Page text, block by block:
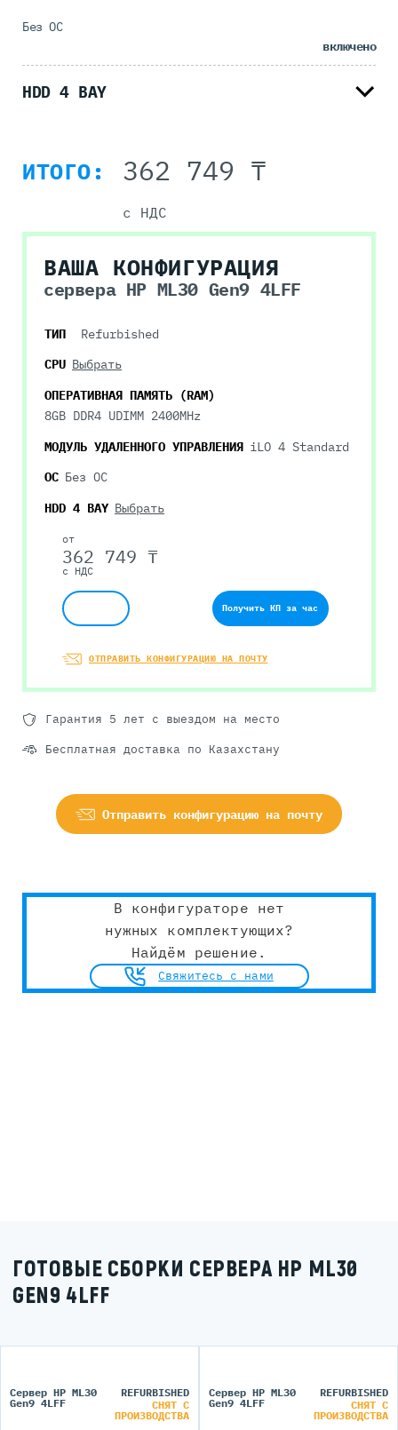
Без ОС
включено
HDD 4 BAY
ИТОГО: 362 749 ₸
с НДС
ВАША КОНФИГУРАЦИЯ
сервера HP ML30 Gen9 4LFF
ТИП
Refurbished
CPU Выбрать
ОПЕРАТИВНАЯ ПАМЯТЬ (RAM)
8GB DDR4 UDIMM 2400MHz
МОДУЛЬ УДАЛЕННОГО УПРАВЛЕНИЯ iLO 4 Standard
ОС Без ОС
HDD 4 BAY Выбрать
от
362 749 ₸
с НДС
Получить КП за час
ОТПРАВИТЬ КОНФИГУРАЦИЮ НА ПОЧТУ
Гарантия 5 лет с выездом на место
Бесплатная доставка по Казахстану
Отправить конфигурацию на почту
В конфигураторе нет
нужных комплектующих?
Найдём решение.
Свяжитесь с нами
ГОТОВЫЕ СБОРКИ СЕРВЕРА HP ML30
GEN9 4LFF
Сервер HP ML30
Gen9 4LFF
REFURBISHED
СНЯТ С
ПРОИЗВОДСТВА
Сервер HP ML30
Gen9 4LFF
REFURBISHED
СНЯТ С
ПРОИЗВОДСТВА